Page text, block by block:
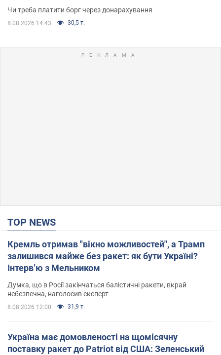
Чи треба платити борг через донарахування
8.08.2026 14:43 30,5 т.
TOP NEWS
Кремль отримав "вікно можливостей", а Трамп
залишився майже без ракет: як бути Україні?
Інтерв’ю з Мельником
Думка, що в Росії закінчаться балістичні ракети, вкрай
небезпечна, наголосив експерт
8.08.2026 12:00 31,9 т.
Україна має домовленості на щомісячну
поставку ракет до Patriot від США: Зеленський